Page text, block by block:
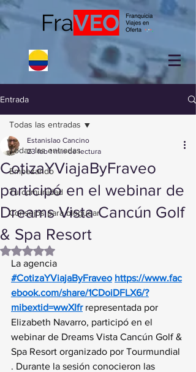
Entrada
Todas las entradas
Empezando
Tu comunidad
Consejos para bloguear
Todas las entradas
CotizaYViajaByFraveo
participó en el webinar de
Dreams Vista Cancún Golf
& Spa Resort
Estanislao Cancino
23 feb 1 min de lectura
Obtuvo NaN de 5 estrellas.
La agencia
#CotizaYViajaByFraveo https://www.fac
ebook.com/share/1CDoiDFLX6/?
mibextid=wwXIfr representada por
Elizabeth Navarro, participó en el
webinar de Dreams Vista Cancún Golf &
Spa Resort organizado por Tourmundial
. Durante la sesión conocieron las